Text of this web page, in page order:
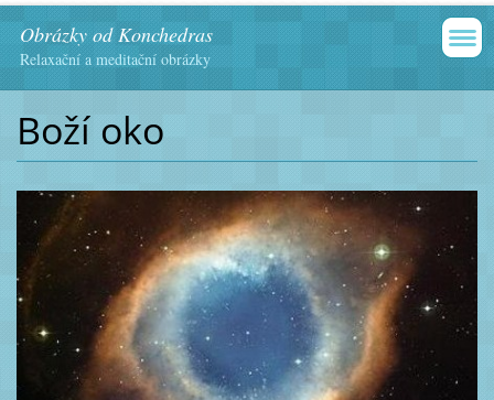
Obrázky od Konchedras
Relaxační a meditační obrázky
Boží oko